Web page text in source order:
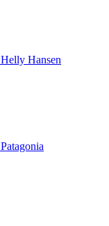
Helly Hansen
Patagonia